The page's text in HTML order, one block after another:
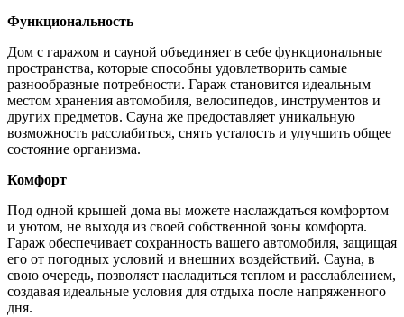
Функциональность
Дом с гаражом и сауной объединяет в себе функциональные
пространства, которые способны удовлетворить самые
разнообразные потребности. Гараж становится идеальным
местом хранения автомобиля, велосипедов, инструментов и
других предметов. Сауна же предоставляет уникальную
возможность расслабиться, снять усталость и улучшить общее
состояние организма.
Комфорт
Под одной крышей дома вы можете наслаждаться комфортом
и уютом, не выходя из своей собственной зоны комфорта.
Гараж обеспечивает сохранность вашего автомобиля, защищая
его от погодных условий и внешних воздействий. Сауна, в
свою очередь, позволяет насладиться теплом и расслаблением,
создавая идеальные условия для отдыха после напряженного
дня.